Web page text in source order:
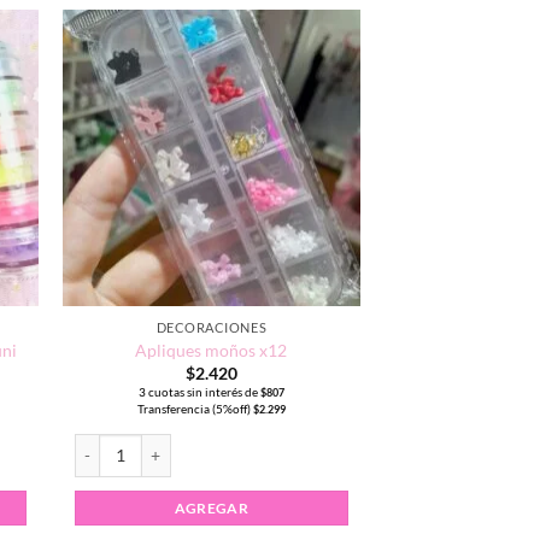
DECORACIONES
Apliques moños x12
$2.420
3 cuotas sin interés de$807
Transferencia (5%off)$2.299
AGREGAR